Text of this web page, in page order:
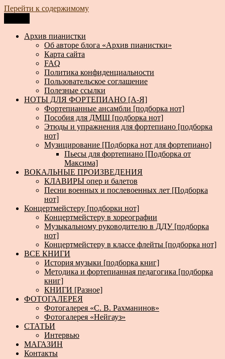
Перейти к содержимому
Архив пианистки
Всё для пианистов: ноты, книги, музыка, статьи…
Архив пианистки
Об авторе блога «Архив пианистки»
Карта сайта
FAQ
Политика конфиденциальности
Пользовательское соглашение
Полезные ссылки
НОТЫ ДЛЯ ФОРТЕПИАНО [А-Я]
Фортепианные ансамбли [подборка нот]
Пособия для ДМШ [подборка нот]
Этюды и упражнения для фортепиано [подборка
нот]
Музицирование [Подборка нот для фортепиано]
Пьесы для фортепиано [Подборка от
Максима]
ВОКАЛЬНЫЕ ПРОИЗВЕДЕНИЯ
КЛАВИРЫ опер и балетов
Песни военных и послевоенных лет [Подборка
нот]
Концертмейстеру [подборки нот]
Концертмейстеру в хореографии
Музыкальному руководителю в ДДУ [подборка
нот]
Концертмейстеру в классе флейты [подборка нот]
ВСЕ КНИГИ
История музыки [подборка книг]
Методика и фортепианная педагогика [подборка
книг]
КНИГИ [Разное]
ФОТОГАЛЕРЕЯ
Фотогалерея «С. В. Рахманинов»
Фотогалерея «Нейгауз»
СТАТЬИ
Интервью
МАГАЗИН
Контакты